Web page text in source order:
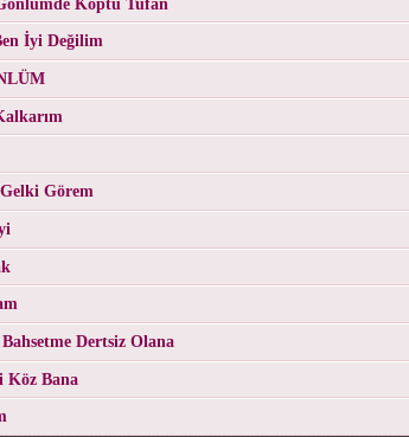
İyi Değilim
Görem
Dertsiz Olana
Köz Bana